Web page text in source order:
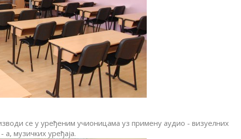
изводи се у уређеним учионицама уз примену аудио - визуелних
музичких уређаја.